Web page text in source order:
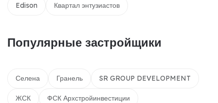
Edison Квартал энтузиастов
Популярные застройщики
Селена Гранель SR GROUP DEVELOPMENT
ЖСК ФСК Архстройинвестиции